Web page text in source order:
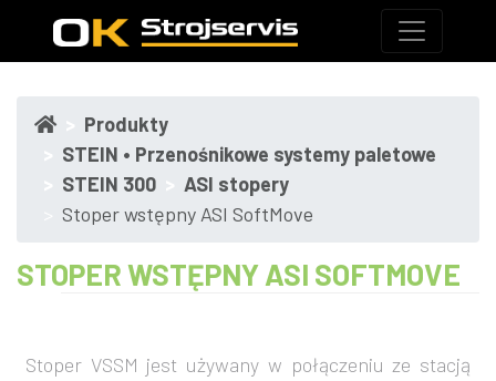
Produkty
STEIN • Przenośnikowe systemy paletowe
STEIN 300
ASI stopery
Stoper wstępny ASI SoftMove
STOPER WSTĘPNY ASI SOFTMOVE
Stoper VSSM jest używany w połączeniu ze stacją